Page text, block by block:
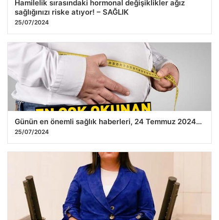
Hamilelik sırasındaki hormonal değişiklikler ağız
sağlığınızı riske atıyor! – SAĞLIK
25/07/2024
Günün en önemli sağlık haberleri, 24 Temmuz 2024…
25/07/2024